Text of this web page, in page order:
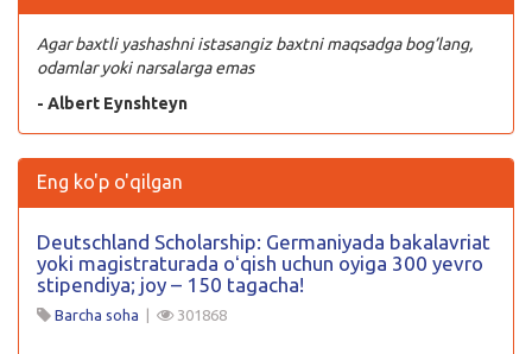
Agar baxtli yashashni istasangiz baxtni maqsadga bog’lang,
odamlar yoki narsalarga emas
- Albert Eynshteyn
Eng ko'p o'qilgan
Deutschland Scholarship: Germaniyada bakalavriat
yoki magistraturada oʻqish uchun oyiga 300 yevro
stipendiya; joy – 150 tagacha!
Barcha soha | 301868